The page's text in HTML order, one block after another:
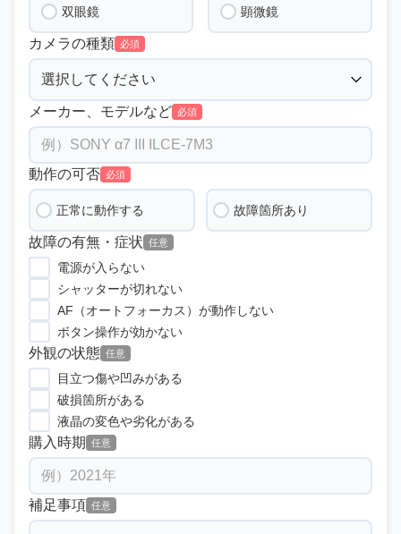
双眼鏡 顕微鏡
カメラの種類 必須
メーカー、モデルなど 必須
動作の可否 必須
正常に動作する 故障箇所あり
故障の有無・症状 任意
電源が入らない
シャッターが切れない
AF（オートフォーカス）が動作しない
ボタン操作が効かない
外観の状態 任意
目立つ傷や凹みがある
破損箇所がある
液晶の変色や劣化がある
購入時期 任意
補足事項 任意